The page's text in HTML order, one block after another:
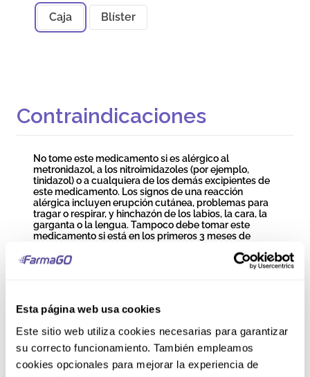
Esta página web usa cookies
Este sitio web utiliza cookies necesarias para garantizar
su correcto funcionamiento. También empleamos
cookies opcionales para mejorar la experiencia de
Caja Blíster
Contraindicaciones
No tome este medicamento si es alérgico al
metronidazol, a los nitroimidazoles (por ejemplo,
tinidazol) o a cualquiera de los demás excipientes de
este medicamento. Los signos de una reacción
alérgica incluyen erupción cutánea, problemas para
tragar o respirar, y hinchazón de los labios, la cara, la
garganta o la lengua. Tampoco debe tomar este
medicamento si está en los primeros 3 meses de
información, leer el inserto.
Advertencias
Consulte a su médico o farmacéutico antes de
empezar a tomar este medicamento si tiene una